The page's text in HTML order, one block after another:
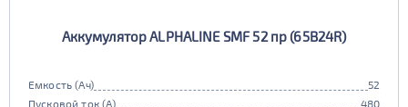
Аккумулятор ALPHALINE SMF 52 пр (65B24R)
Емкость (Ач)
52
Пусковой ток (А)
480